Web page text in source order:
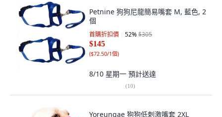
Petnine 狗狗尼龍簡易嘴套 M, 藍色, 2
個
首購折扣價 52%$305
$145
($72.50/1個)
8/10 星期一 預計送達
(10)
Yoreungae 狗狗低刺激嘴套 2XL